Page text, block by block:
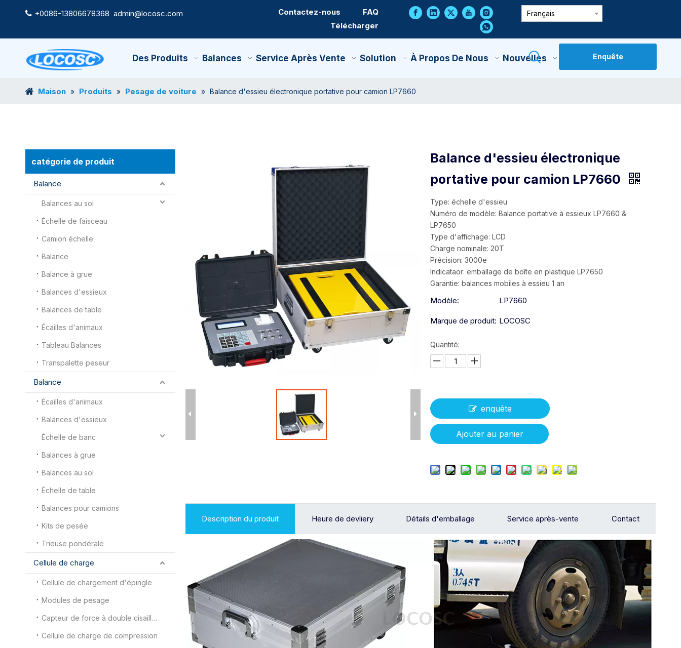
 +0086-13806678368 admin@locosc.com Contactez-nous
FAQ
Télécharger
Français
Des Produits Balances Service Après Vente Solution À Propos De Nous Nouvelles Contactez-Nous
Enquête
Maison » Produits » Pesage de voiture » Balance d'essieu électronique portative pour camion LP7660
catégorie de produit
Balance
Balances au sol
Échelle de faisceau
Camion échelle
Balance
Balance à grue
Balances d'essieux
Balances de table
Écailles d'animaux
Tableau Balances
Transpalette peseur
Balance
Écailles d'animaux
Balances d'essieux
Échelle de banc
Balances à grue
Balances au sol
Échelle de table
Balances pour camions
Kits de pesée
Trieuse pondérale
Cellule de charge
Cellule de chargement d'épingle
Modules de pesage
Capteur de force à double cisaillement
Cellule de charge de compression
Balance d'essieu électronique
portative pour camion LP7660
Type: échelle d'essieu
Numéro de modèle: Balance portative à essieux LP7660 &
LP7650
Type d'affichage: LCD
Charge nominale: 20T
Précision: 3000e
Indicataor: emballage de boîte en plastique LP7650
Garantie: balances mobiles à essieu 1 an
Modèle: LP7660
Marque de produit: LOCOSC
Quantité:
enquête
Ajouter au panier
Description du produit Heure de devliery Détails d'emballage Service après-vente Contact